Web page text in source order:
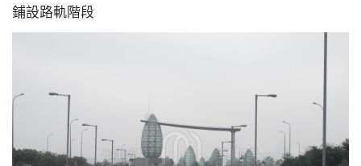
索
地
鋪設路軌階段